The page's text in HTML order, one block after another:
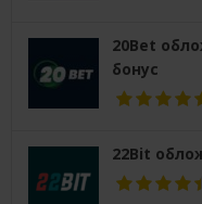
20Bet
бонус
22Bit